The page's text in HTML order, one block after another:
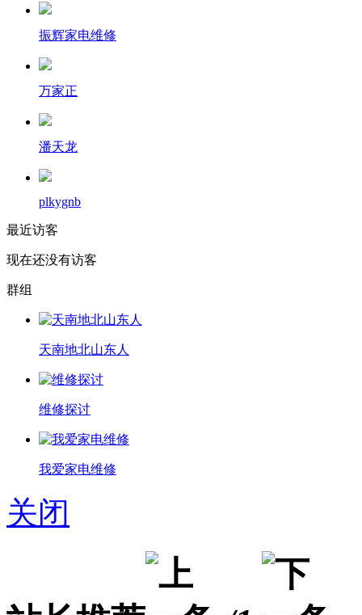
振辉家电维修
万家正
潘天龙
plkygnb
最近访客
现在还没有访客
群组
天南地北山东人
维修探讨
我爱家电维修
关闭